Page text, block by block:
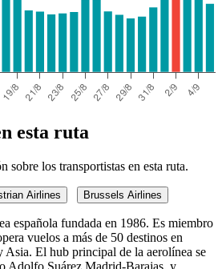
esta ruta
sobre los transportistas en esta ruta.
Airlines Brussels Airlines
española fundada en 1986. Es miembro
vuelos a más de 50 destinos en
El hub principal de la aerolínea se
Adolfo Suárez Madrid-Barajas, y